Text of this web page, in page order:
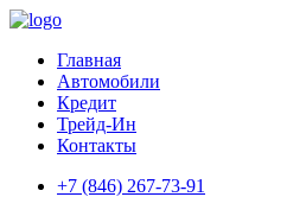
Главная
Автомобили
Кредит
Трейд-Ин
Контакты
+7 (846) 267-73-91